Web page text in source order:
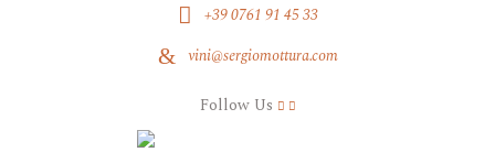
+39 0761 91 45 33
vini@sergiomottura.com
Follow Us